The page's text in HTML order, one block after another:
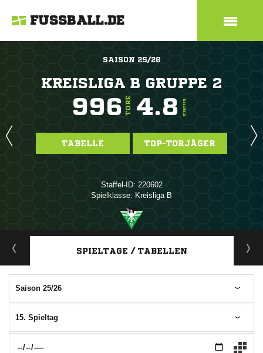
FUSSBALL.DE
SAISON 25/26
KREISLIGA B GRUPPE 2
996 TORE 4.8 TORE/SPIEL
TABELLE TOP-TORJÄGER
Staffel-ID: 220602
Spielklasse: Kreisliga B
ANZEIGE
SPIELTAGE / TABELLEN
Saison 25/26
15. Spieltag